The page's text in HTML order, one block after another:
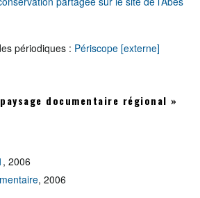
périodiques : Périscope [externe]
documentaire régional »
, 2006
, 2006